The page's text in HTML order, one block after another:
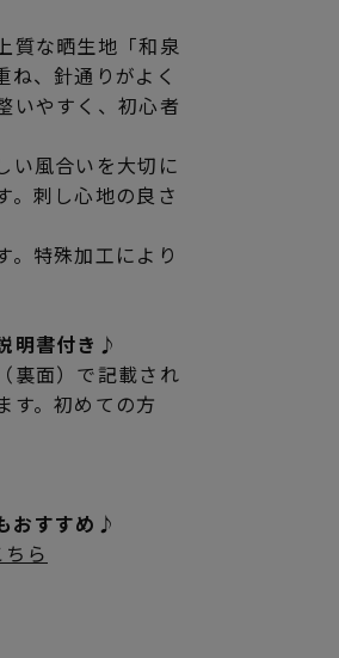
質な晒生地「和泉
、針通りがよく
いやすく、初心者
い風合いを大切に
。刺し心地の良さ
。特殊加工により
明書付き♪
裏面）で記載され
す。初めての方
おすすめ♪
ら